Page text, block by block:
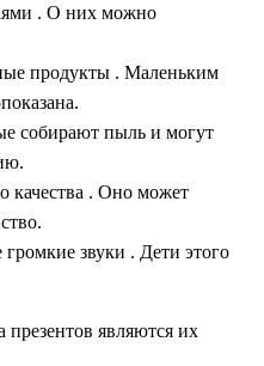
. О них можно
продукты . Маленьким
собирают пыль и могут
качества . Оно может
звуки . Дети этого
являются их